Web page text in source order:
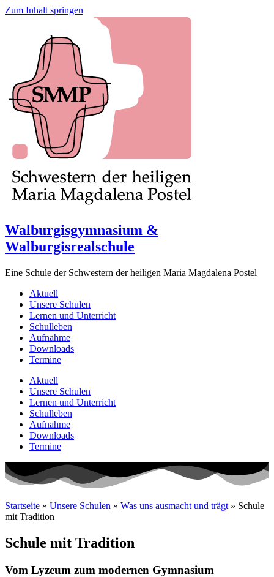
Zum Inhalt springen
Walburgisgymnasium &
Walburgisrealschule
Eine Schule der Schwestern der heiligen Maria Magdalena Postel
Aktuell
Unsere Schulen
Lernen und Unterricht
Schulleben
Aufnahme
Downloads
Termine
Aktuell
Unsere Schulen
Lernen und Unterricht
Schulleben
Aufnahme
Downloads
Termine
Startseite » Unsere Schulen » Was uns ausmacht und trägt » Schule
mit Tradition
Schule mit Tradition
Vom Lyzeum zum modernen Gymnasium